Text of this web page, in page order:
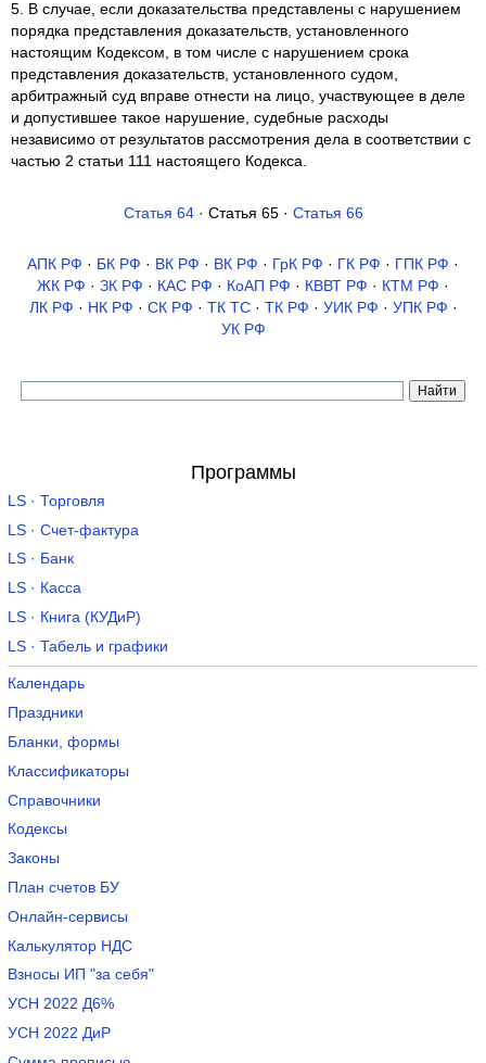
5. В случае, если доказательства представлены с нарушением
порядка представления доказательств, установленного
настоящим Кодексом, в том числе с нарушением срока
представления доказательств, установленного судом,
арбитражный суд вправе отнести на лицо, участвующее в деле
и допустившее такое нарушение, судебные расходы
независимо от результатов рассмотрения дела в соответствии с
частью 2 статьи 111 настоящего Кодекса.
Статья 64· Статья 65 · Статья 66
АПК РФ · БК РФ · ВК РФ · ВК РФ · ГрК РФ · ГК РФ · ГПК РФ ·
ЖК РФ · ЗК РФ · КАС РФ · КоАП РФ · КВВТ РФ · КТМ РФ ·
ЛК РФ · НК РФ · СК РФ · ТК TC· ТК РФ · УИК РФ · УПК РФ ·
УК РФ
Программы
LS · Торговля
LS · Счет-фактура
LS · Банк
LS · Касса
LS · Книга (КУДиР)
LS · Табель и графики
Календарь
Праздники
Бланки, формы
Классификаторы
Справочники
Кодексы
Законы
План счетов БУ
Онлайн-сервисы
Калькулятор НДС
Взносы ИП "за себя"
УСН 2022 Д6%
УСН 2022 ДиР